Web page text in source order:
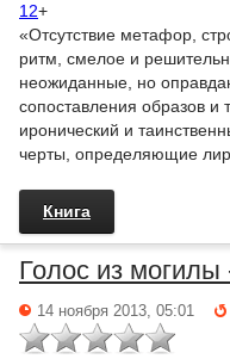
12+
«Отсутствие метафор,
ритм, смелое и
неожиданные, но
сопоставления образов
иронический и
черты, определяющие
Книга
Голос из могилы
14 ноября 2013, 05:01